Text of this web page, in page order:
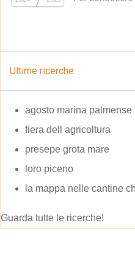
Ultime ricerche
agosto marina palmense
fiera dell agricoltura
presepe grota mare
loro piceno
la mappa nelle cantine
Guarda tutte le ricerche!